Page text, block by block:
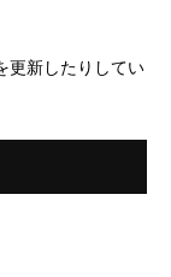
更新したりしてい